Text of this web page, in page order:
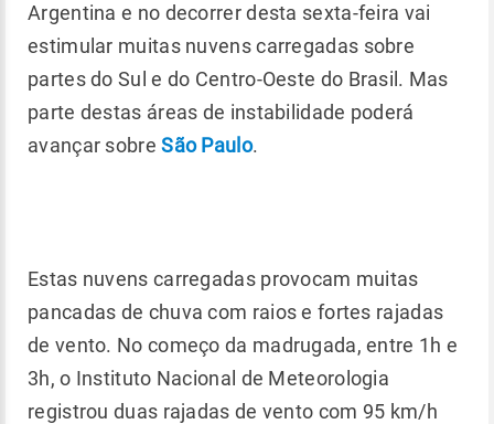
Argentina e no decorrer desta sexta-feira vai
estimular muitas nuvens carregadas sobre
partes do Sul e do Centro-Oeste do Brasil. Mas
parte destas áreas de instabilidade poderá
avançar sobreSão Paulo.
Estas nuvens carregadas provocam muitas
pancadas de chuva com raios e fortes rajadas
de vento. No começo da madrugada, entre 1h e
3h, o Instituto Nacional de Meteorologia
registrou duas rajadas de vento com 95 km/h